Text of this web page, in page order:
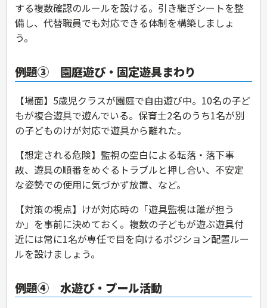
する複数確認のルールを設ける。引き継ぎシートを整
備し、代替職員でも対応できる体制を構築しましょ
う。
例題③ 園庭遊び・固定遊具まわり
【場面】5歳児クラスが園庭で自由遊び中。10名の子ど
もが複合遊具で遊んでいる。保育士2名のうち1名が別
の子どものけが対応で遊具から離れた。
【想定される危険】監視の空白による転落・落下事
故、遊具の順番をめぐるトラブルと押し合い、不安定
な姿勢での使用に気づかず放置、など。
【対策の視点】けが対応時の「遊具監視は誰が担う
か」を事前に決めておく。複数の子どもが遊ぶ遊具付
近には常に1名が専任で目を向けるポジション配置ルー
ルを設けましょう。
例題④ 水遊び・プール活動